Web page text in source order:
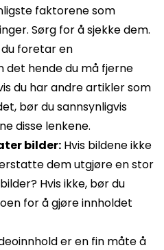
faktorene som
Sørg for å sjekke dem.
du foretar en
det hende du må fjerne
du har andre artikler som
bør du sannsynligvis
disse lenkene.
bilder: Hvis bildene ikke
dem utgjøre en stor
Hvis ikke, bør du
for å gjøre innholdet
er en fin måte å